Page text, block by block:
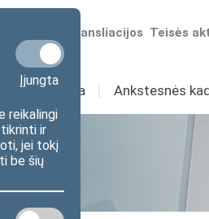
Įjungta
reikalingi
ir
jei tokį
be šių
Teisės
Numatomos transliacijos
Veikla I Ankstesnės